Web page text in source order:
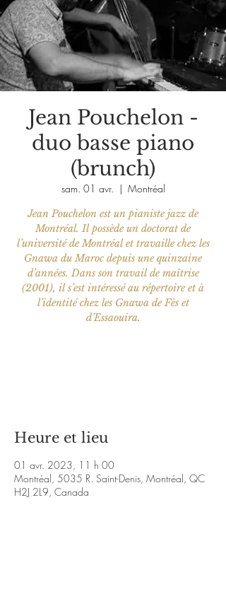
Jean Pouchelon -
duo basse piano
(brunch)
sam. 01 avr.
  |
Montréal
Jean Pouchelon est un pianiste jazz de
Montréal. Il possède un doctorat de
l’université de Montréal et travaille chez les
Gnawa du Maroc depuis une quinzaine
d’années. Dans son travail de maîtrise
(2001), il s’est intéressé au répertoire et à
l’identité chez les Gnawa de Fès et
d’Essaouira.
Heure et lieu
01 avr. 2023, 11 h 00
Montréal, 5035 R. Saint-Denis, Montréal, QC
H2J 2L9, Canada